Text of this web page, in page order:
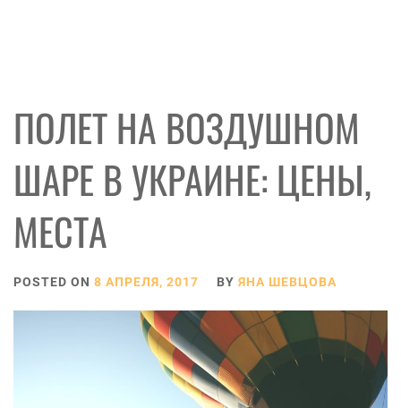
ПОЛЕТ НА ВОЗДУШНОМ
ШАРЕ В УКРАИНЕ: ЦЕНЫ,
МЕСТА
POSTED ON 8 АПРЕЛЯ, 2017 BY ЯНА ШЕВЦОВА